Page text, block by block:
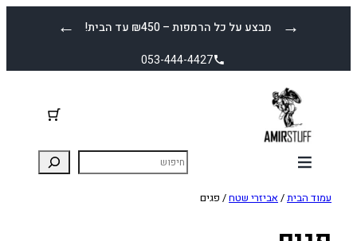
← מבצע על כל הרמפות – ₪450 עד הבית! →
053-444-4427
עמוד הבית/אביזרי שטח/ פגים